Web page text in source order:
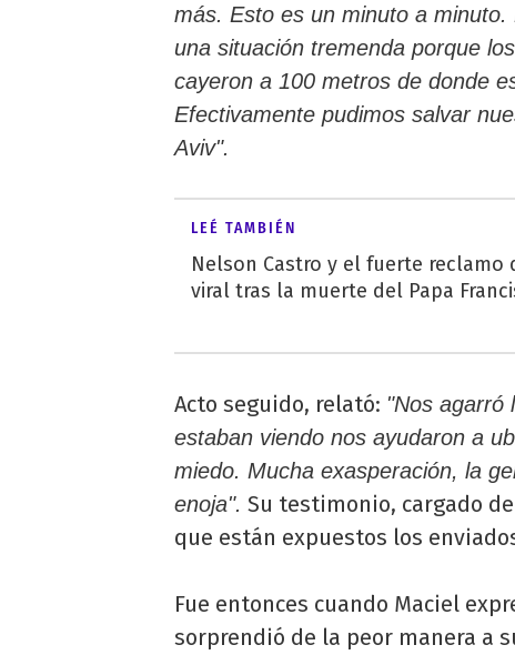
más. Esto es un minuto a
una situación tremenda porque
cayeron a 100 metros de donde
Efectivamente pudimos salvar
Aviv".
LEÉ TAMBIÉN
Nelson Castro y el fuerte reclamo
viral tras la muerte del Papa
Acto seguido, relató: "Nos agarró
estaban viendo nos ayudaron a
miedo. Mucha exasperación, la
enoja". Su testimonio, cargado
que están expuestos los
Fue entonces cuando Maciel
sorprendió de la peor manera a